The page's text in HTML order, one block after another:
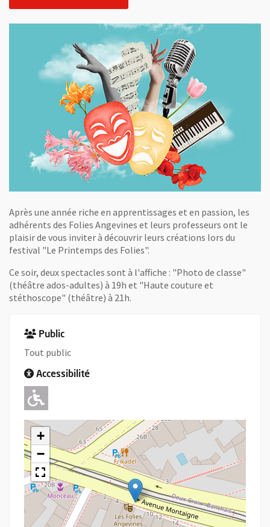
Après une année riche en apprentissages et en passion, les
adhérents des Folies Angevines et leurs professeurs ont le
plaisir de vous inviter à découvrir leurs créations lors du
festival "Le Printemps des Folies".
Ce soir, deux spectacles sont à l'affiche : "Photo de classe"
(théâtre ados-adultes) à 19h et "Haute couture et
stéthoscope" (théâtre) à 21h.
Public
Tout public
Accessibilité
Adapté pour l'handicap Moteur
+
−